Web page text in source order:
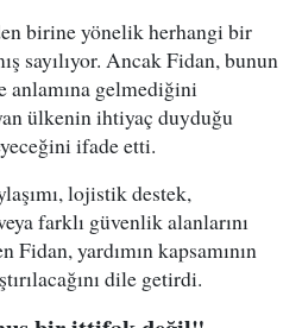
birine yönelik herhangi bir
sayılıyor. Ancak Fidan, bunun
anlamına gelmediğini
ülkenin ihtiyaç duyduğu
ifade etti.
lojistik destek,
farklı güvenlik alanlarını
Fidan, yardımın kapsamının
dile getirdi.